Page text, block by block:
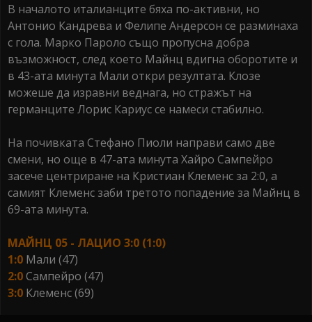
В началото италианците бяха по-активни, но
Антонио Кандрева и Фелипе Андерсон се разминаха
с гола. Марко Пароло също пропусна добра
възможност, след което Майнц вдигна оборотите и
в 43-ата минута Мали откри резултата. Клозе
можеше да изравни веднага, но стражът на
германците Лорис Кариус се намеси стабилно.
На почивката Стефано Пиоли направи само две
смени, но още в 47-ата минута Хайро Сампейро
засече центриране на Кристиан Клеменс за 2:0, а
самият Клеменс заби третото попадение за Майнц в
69-ата минута.
МАЙНЦ 05 - ЛАЦИО 3:0 (1:0)
1:0 Мали (47)
2:0Сампейро (47)
3:0 Клеменс (69)